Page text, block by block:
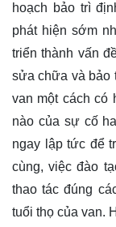
hoạch bảo trì
phát hiện sớm
triển thành vấn
sửa chữa và bảo
van một cách có
nào của sự cố
ngay lập tức để
cùng, việc đào
thao tác đúng
tuổi thọ của van.